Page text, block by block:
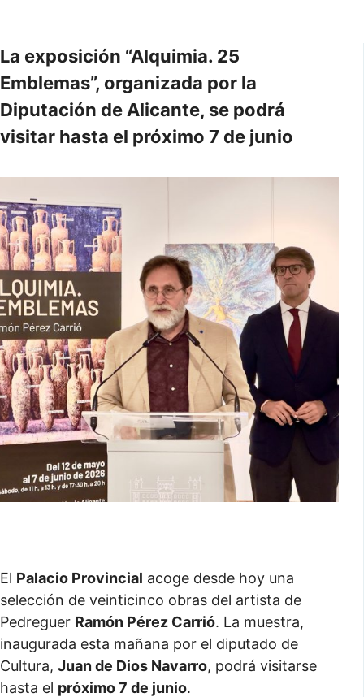
La exposición “Alquimia. 25
Emblemas”, organizada por la
Diputación de Alicante, se podrá
visitar hasta el próximo 7 de junio
El Palacio Provincial acoge desde hoy una
selección de veinticinco obras del artista de
Pedreguer Ramón Pérez Carrió. La muestra,
inaugurada esta mañana por el diputado de
Cultura, Juan de Dios Navarro, podrá visitarse
hasta el próximo 7 de junio.